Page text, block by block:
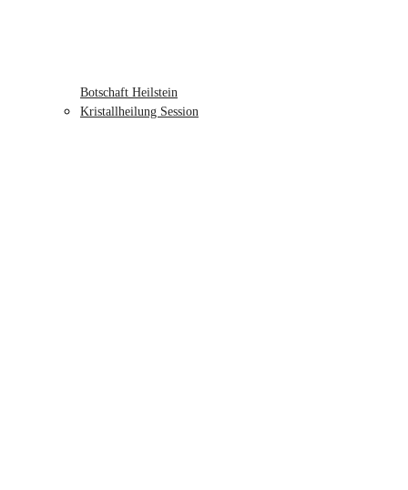
Botschaft Heilstein
Kristallheilung Session